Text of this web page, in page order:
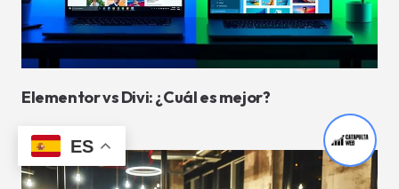
Elementor vs Divi: ¿Cuál es mejor?
ES